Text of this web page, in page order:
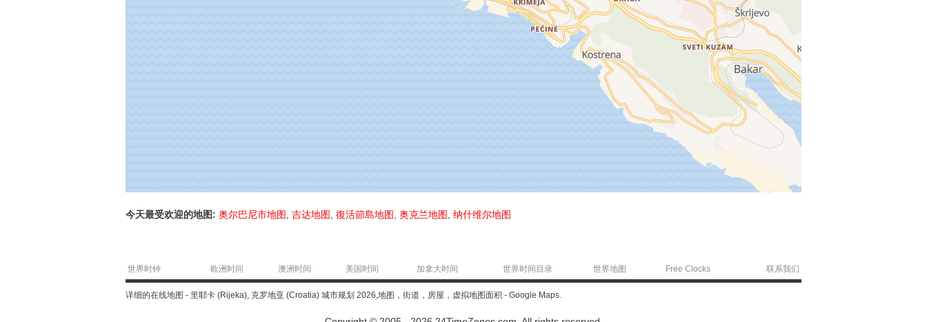
今天最受欢迎的地图: 奥尔巴尼市地图 吉达地图 復活節島地图 奥克兰地图 纳什维尔地图
世界时钟 欧洲时间 澳洲时间 美国时间 加拿大时间 世界时间目录 世界地图 Free Clocks 联系我们
详细的在线地图 - 里耶卡 (Rijeka), 克罗地亚 (Croatia) 城市规划 2026,地图，街道，房屋，虚拟地图面积 - Google Maps.